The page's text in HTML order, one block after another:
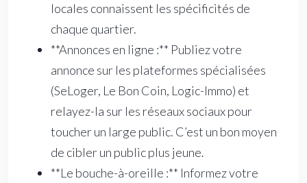
locales connaissent les spécificités de
chaque quartier.
**Annonces en ligne :** Publiez votre
annonce sur les plateformes spécialisées
(SeLoger, Le Bon Coin, Logic-Immo) et
relayez-la sur les réseaux sociaux pour
toucher un large public. C’est un bon moyen
de cibler un public plus jeune.
**Le bouche-à-oreille :** Informez votre